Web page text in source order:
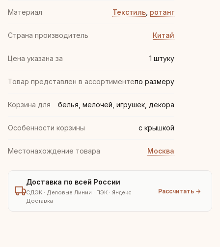
Материал Текстиль ротанг
Страна производитель Китай
Цена указана за 1 штуку
Товар представлен в ассортиментепо размеру
Корзина для белья, мелочей, игрушек, декора
Особенности корзины с крышкой
Местонахождение товара Москва
Доставка по всей России
СДЭК · Деловые Линии · ПЭК · Яндекс
Доставка
Рассчитать →